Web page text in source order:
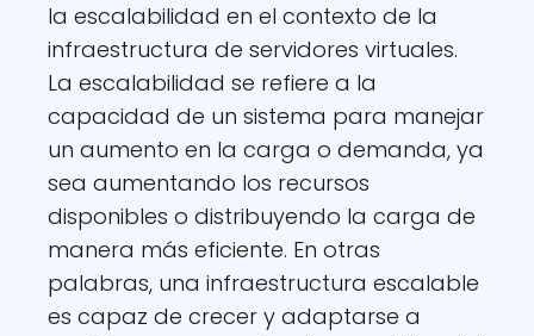
la escalabilidad en el contexto de la
infraestructura de servidores virtuales.
La escalabilidad se refiere a la
capacidad de un sistema para manejar
un aumento en la carga o demanda, ya
sea aumentando los recursos
disponibles o distribuyendo la carga de
manera más eficiente. En otras
palabras, una infraestructura escalable
es capaz de crecer y adaptarse a